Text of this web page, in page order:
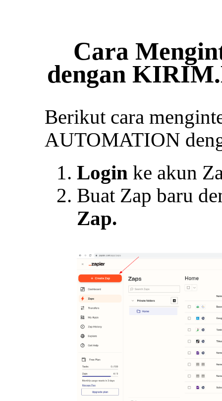
Cara
dengan
Berikut cara
AUTOMATION
Login ke akun
Buat Zap baru
Zap.